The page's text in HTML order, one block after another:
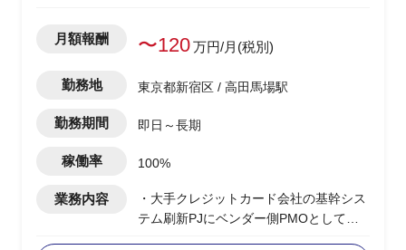
月額報酬 〜120万円/月(税別)
勤務地 東京都新宿区 / 高田馬場駅
勤務期間 即日～長期
稼働率 100%
業務内容
・大手クレジットカード会社の基幹シス
テム刷新PJにベンダー側PMOとして参